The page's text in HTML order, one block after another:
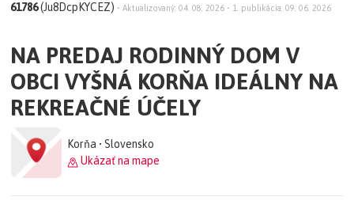
61786(Ju8DcpKYCEZ) • Aktualizovaný: 04. 08. 2026 • 1. publikácia: 09. 06. 2026
NA PREDAJ RODINNÝ DOM V
OBCI VYŠNÁ KORŇA IDEÁLNY NA
REKREAČNÉ ÚČELY
Korňa • Slovensko
Ukázať na mape